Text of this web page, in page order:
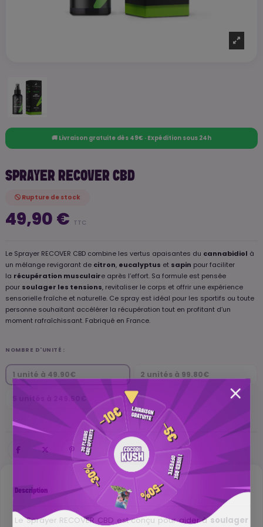
🚚 Livraison gratuite dès 49€ · Expédition sous 24h
SPRAYER RECOVER CBD
Rupture de stock
49,90 € TTC
Le Sprayer RECOVER CBD combine les vertus apaisantes du cannabidiol à
un mélange revigorant de citron, eucalyptus et sapin pour faciliter
la récupération musculaire après l’effort. Sa formule est pensée
pour soulager les tensions, revitaliser le corps et offrir une expérience
sensorielle fraîche et naturelle. Ce spray est idéal pour les sportifs ou toute
personne souhaitant accélérer la récupération tout en profitant d’un
moment rafraîchissant. Fabriqué en France.
NOMBRE D'UNITÉ :
1 unité à 49.90€ 2 unités à 99.80€
5 unités à 249.50€
Description
Le Sprayer RECOVER CBD est conçu pour aider àsoulager